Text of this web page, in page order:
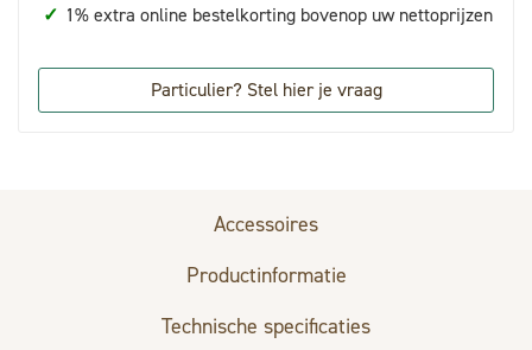
✓ 1% extra online bestelkorting bovenop uw nettoprijzen
Particulier? Stel hier je vraag
Accessoires
Productinformatie
Technische specificaties